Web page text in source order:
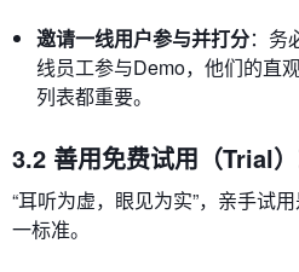
邀请一线用户参与并打分：务
线员工参与Demo，他们的直
列表都重要。
3.2 善用免费试用（Trial）
“耳听为虚，眼见为实”，亲手试
一标准。